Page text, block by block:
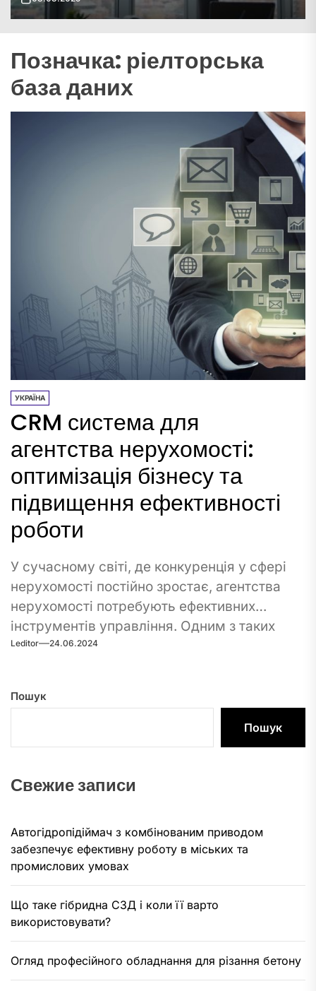
Позначка: ріелторська
база даних
УКРАЇНА
CRM система для
агентства нерухомості:
оптимізація бізнесу та
підвищення ефективності
роботи
У сучасному світі, де конкуренція у сфері
нерухомості постійно зростає, агентства
нерухомості потребують ефективних
інструментів управління. Одним з таких
інструментів...
Leditor 24.06.2024
Пошук
Пошук
Свежие записи
Автогідропідіймач з комбінованим приводом
забезпечує ефективну роботу в міських та
промислових умовах
Що таке гібридна СЗД і коли її варто
використовувати?
Огляд професійного обладнання для різання бетону